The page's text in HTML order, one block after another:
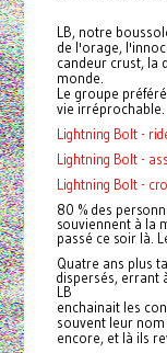
LB, notre
de l'orage,
candeur crust, la
monde.
Le groupe
vie irréprochable.
Lightning Bolt -
Lightning Bolt -
Lightning Bolt -
80 % des
souviennent à la
passé ce soir là.
Quatre ans plus
dispersés, errant
LB
enchainait les
souvent leur
encore, et là ils